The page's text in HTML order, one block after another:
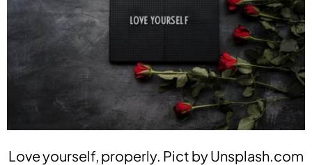
Love yourself, properly. Pict byUnsplash.com